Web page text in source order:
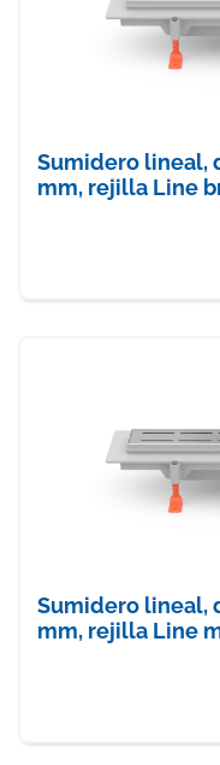
Sumidero lineal,
mm, rejilla Line
Sumidero lineal,
mm, rejilla Line